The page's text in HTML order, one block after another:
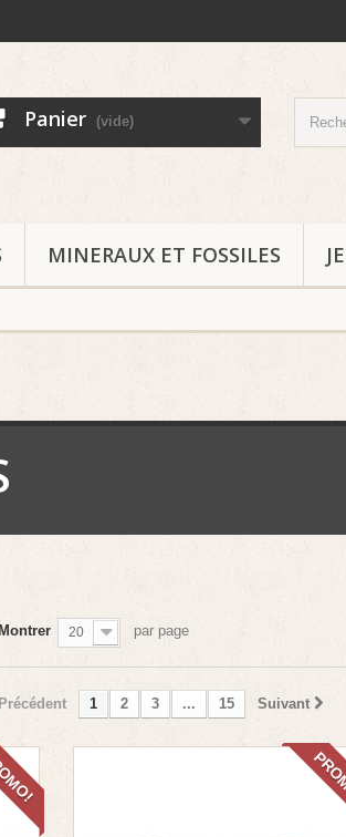
Panier (vide)
MINERAUX ET FOSSILES
Montrer 20 par page
Précédent 1 2 3 ... 15 Suivant